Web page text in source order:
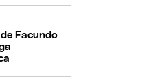
Facundo